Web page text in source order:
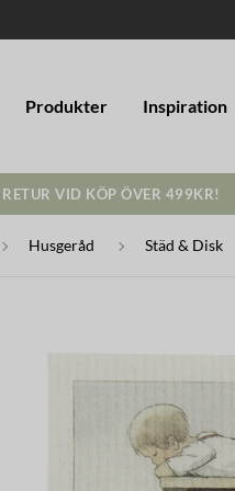
Produkter Inspiration
VID KÖP ÖVER 499KR!
Husgeråd Städ & Disk